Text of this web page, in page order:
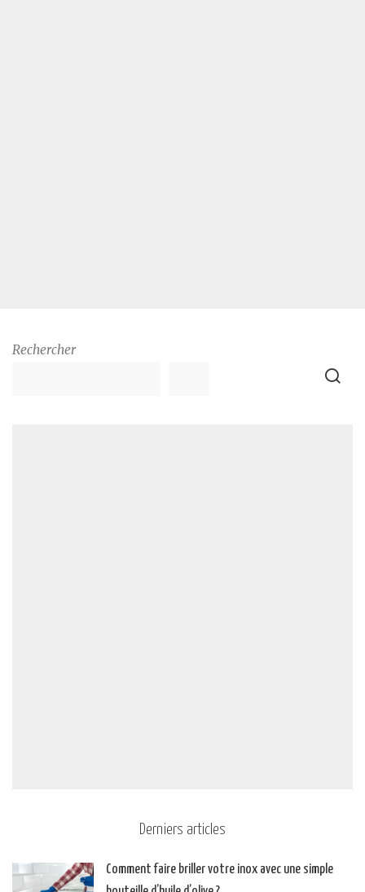
Rechercher
Derniers articles
Comment faire briller votre inox avec une simple